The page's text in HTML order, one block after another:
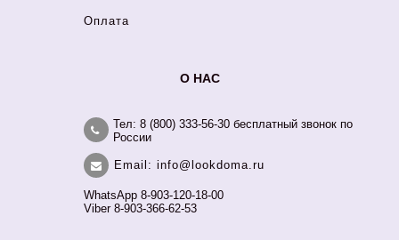
Оплата
О НАС
Тел: 8 (800) 333-56-30 бесплатный звонок по
России
Email: info@lookdoma.ru
WhatsApp 8-903-120-18-00
Viber 8-903-366-62-53